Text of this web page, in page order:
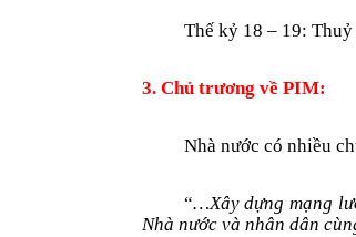
Thế kỷ 18 – 19:
3. Chủ trư­ơng về PIM:
Nhà nước có nhiều
“…Xây dựng mạng
Nhà nư­ớc và nhân dân